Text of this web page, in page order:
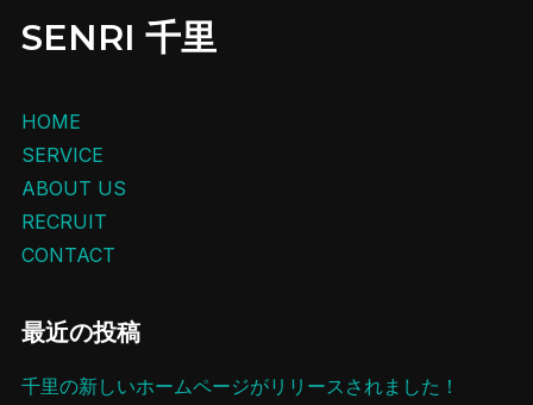
SENRI 千里
HOME
SERVICE
ABOUT US
RECRUIT
CONTACT
最近の投稿
千里の新しいホームページがリリースされました！